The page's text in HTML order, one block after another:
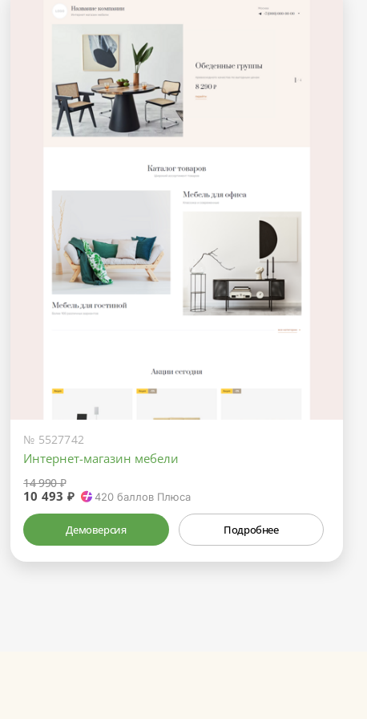
№ 5527742
Интернет-магазин мебели
14 990 ₽
10 493 ₽ 420баллов Плюса
Демоверсия Подробнее